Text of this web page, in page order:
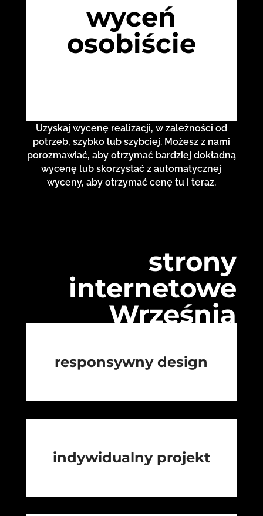
wyceń
osobiście
Uzyskaj wycenę realizacji, w zależności od
potrzeb, szybko lub szybciej. Możesz z nami
porozmawiać, aby otrzymać bardziej dokładną
wycenę lub skorzystać z automatycznej
wyceny, aby otrzymać cenę tu i teraz.
strony
internetowe
Września
responsywny design
indywidualny projekt